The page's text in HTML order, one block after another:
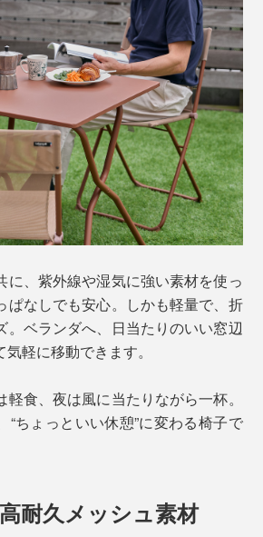
に、紫外線や湿気に強い素材を使っ
ぱなしでも安心。しかも軽量で、折
。ベランダへ、日当たりのいい窓辺
軽に移動できます。
食、夜は風に当たりながら一杯。
“ちょっといい休憩”に変わる椅子で
耐久メッシュ素材